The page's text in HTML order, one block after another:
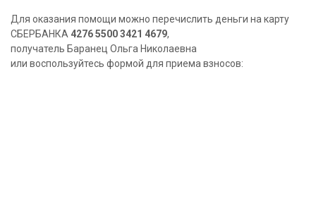
Для оказания помощи можно перечислить деньги на карту
СБЕРБАНКА 4276 5500 3421 4679,
получатель Баранец Ольга Николаевна
или воспользуйтесь формой для приема взносов: